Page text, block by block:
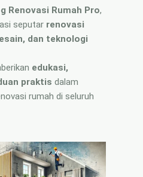
Renovasi Rumah Pro,
seputar renovasi
dan teknologi
edukasi,
praktis dalam
rumah di seluruh